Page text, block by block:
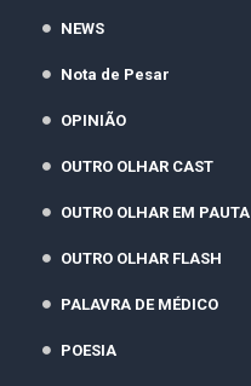
NEWS
Nota de Pesar
OPINIÃO
OUTRO OLHAR CAST
OUTRO OLHAR EM PAUTA
OUTRO OLHAR FLASH
PALAVRA DE MÉDICO
POESIA